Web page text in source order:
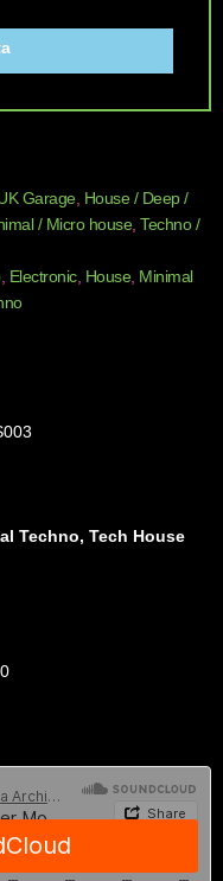
Garage, House / Deep /
/ Micro house, Techno /
, Electronic, House, Minimal
Techno, Tech House